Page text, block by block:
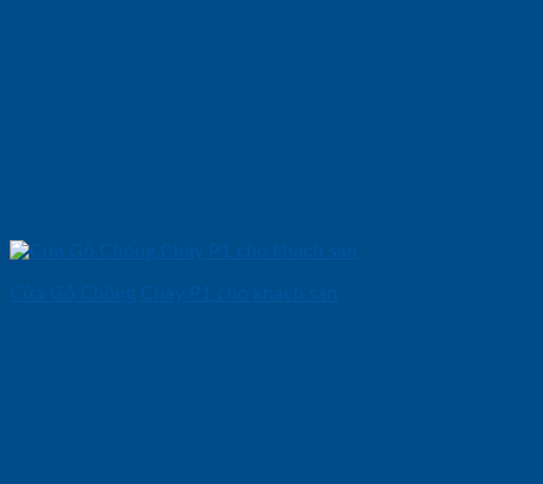
Cửa Gỗ Chống Cháy P1 cho khach san